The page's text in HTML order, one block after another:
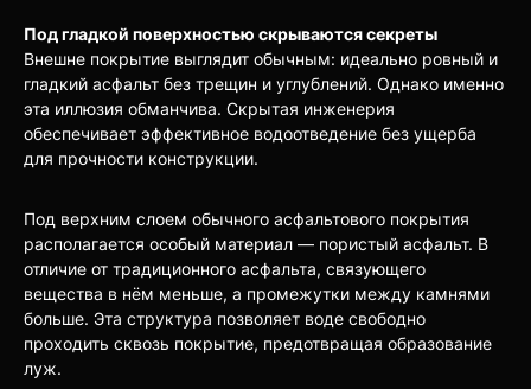
Под гладкой поверхностью скрываются секреты
Внешне покрытие выглядит обычным: идеально ровный и
гладкий асфальт без трещин и углублений. Однако именно
эта иллюзия обманчива. Скрытая инженерия
обеспечивает эффективное водоотведение без ущерба
для прочности конструкции.
Под верхним слоем обычного асфальтового покрытия
располагается особый материал — пористый асфальт. В
отличие от традиционного асфальта, связующего
вещества в нём меньше, а промежутки между камнями
больше. Эта структура позволяет воде свободно
проходить сквозь покрытие, предотвращая образование
луж.